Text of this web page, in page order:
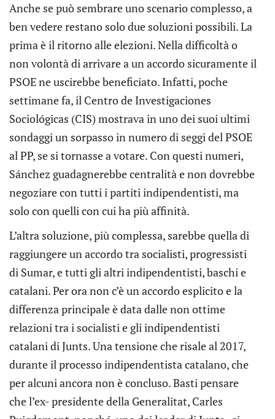
Anche se può sembrare uno scenario complesso, a
ben vedere restano solo due soluzioni possibili. La
prima è il ritorno alle elezioni. Nella difficoltà o
non volontà di arrivare a un accordo sicuramente il
PSOE ne uscirebbe beneficiato. Infatti, poche
settimane fa, il Centro de Investigaciones
Sociológicas (CIS) mostrava in uno dei suoi ultimi
sondaggi un sorpasso in numero di seggi del PSOE
al PP, se si tornasse a votare. Con questi numeri,
Sánchez guadagnerebbe centralità e non dovrebbe
negoziare con tutti i partiti indipendentisti, ma
solo con quelli con cui ha più affinità.
L’altra soluzione, più complessa, sarebbe quella di
raggiungere un accordo tra socialisti, progressisti
di Sumar, e tutti gli altri indipendentisti, baschi e
catalani. Per ora non c’è un accordo esplicito e la
differenza principale è data dalle non ottime
relazioni tra i socialisti e gli indipendentisti
catalani di Junts. Una tensione che risale al 2017,
durante il processo indipendentista catalano, che
per alcuni ancora non è concluso. Basti pensare
che l’ex- presidente della Generalitat, Carles